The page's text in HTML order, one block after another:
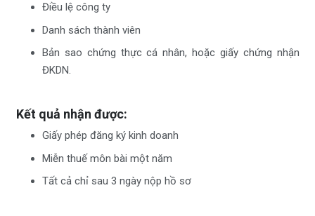
Điều lệ công ty
Danh sách thành viên
Bản sao chứng thực cá nhân, hoặc giấy chứng nhận
ĐKDN.
Kết quả nhận được:
Giấy phép đăng ký kinh doanh
Miễn thuế môn bài một năm
Tất cả chỉ sau 3 ngày nộp hồ sơ